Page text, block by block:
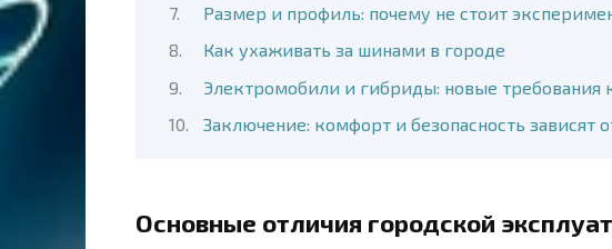
Размер и профиль: почему не стоит
Как ухаживать за шинами в городе
Электромобили и гибриды: новые требования
Заключение: комфорт и безопасность зависят
Основные отличия городской